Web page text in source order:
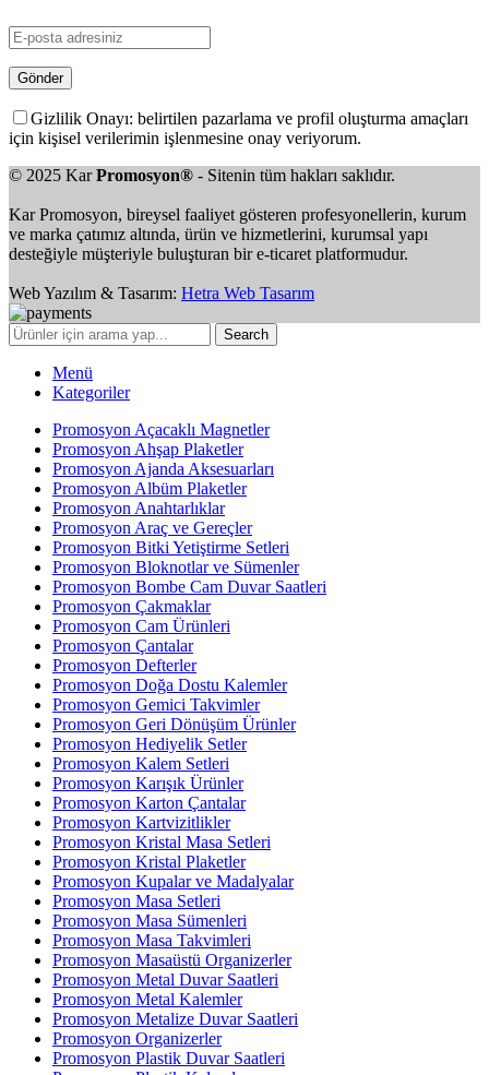
Gizlilik Onayı: belirtilen pazarlama ve profil oluşturma amaçları
için kişisel verilerimin işlenmesine onay veriyorum.
© 2025 KarPromosyon® - Sitenin tüm hakları saklıdır.
Kar Promosyon, bireysel faaliyet gösteren profesyonellerin, kurum
ve marka çatımız altında, ürün ve hizmetlerini, kurumsal yapı
desteğiyle müşteriyle buluşturan bir e-ticaret platformudur.
Web Yazılım & Tasarım: Hetra Web Tasarım
Search
Menü
Kategoriler
Promosyon Açacaklı Magnetler
Promosyon Ahşap Plaketler
Promosyon Ajanda Aksesuarları
Promosyon Albüm Plaketler
Promosyon Anahtarlıklar
Promosyon Araç ve Gereçler
Promosyon Bitki Yetiştirme Setleri
Promosyon Bloknotlar ve Sümenler
Promosyon Bombe Cam Duvar Saatleri
Promosyon Çakmaklar
Promosyon Cam Ürünleri
Promosyon Çantalar
Promosyon Defterler
Promosyon Doğa Dostu Kalemler
Promosyon Gemici Takvimler
Promosyon Geri Dönüşüm Ürünler
Promosyon Hediyelik Setler
Promosyon Kalem Setleri
Promosyon Karışık Ürünler
Promosyon Karton Çantalar
Promosyon Kartvizitlikler
Promosyon Kristal Masa Setleri
Promosyon Kristal Plaketler
Promosyon Kupalar ve Madalyalar
Promosyon Masa Setleri
Promosyon Masa Sümenleri
Promosyon Masa Takvimleri
Promosyon Masaüstü Organizerler
Promosyon Metal Duvar Saatleri
Promosyon Metal Kalemler
Promosyon Metalize Duvar Saatleri
Promosyon Organizerler
Promosyon Plastik Duvar Saatleri